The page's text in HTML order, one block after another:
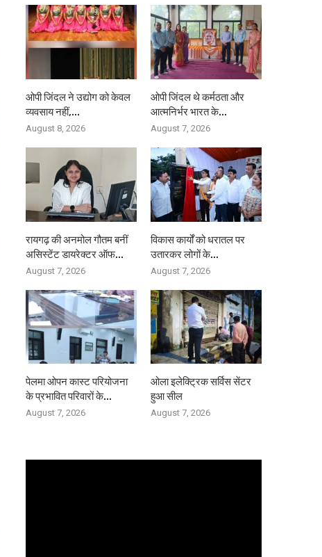
ओपी जिंदल ने उद्योग को केवल
व्यवसाय नहीं,...
August 8, 2026
ओपी जिंदल थे कर्मठता और
आत्मनिर्भर भारत के...
August 7, 2026
रायगढ़ की अनमोल गौतम बनीं
असिस्टेंट डायरेक्टर ऑफ...
August 7, 2026
विकास कार्यों को धरातल पर
उतारकर लोगों के...
August 7, 2026
पेलमा ओपन कास्ट परियोजना
के प्रभावित परिवारों के...
August 7, 2026
ओला इलेक्ट्रिक सर्विस सेंटर
हुआ सील
August 7, 2026